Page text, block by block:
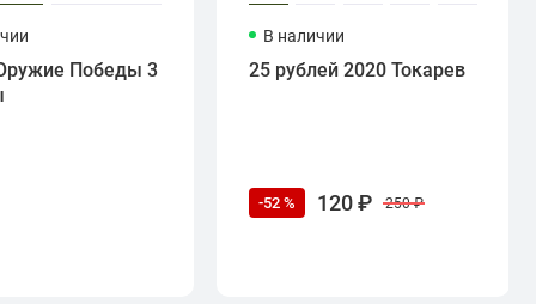
Победы 3
В наличии
25 рублей 2020 Токарев
-52 % 120 ₽ 250 ₽